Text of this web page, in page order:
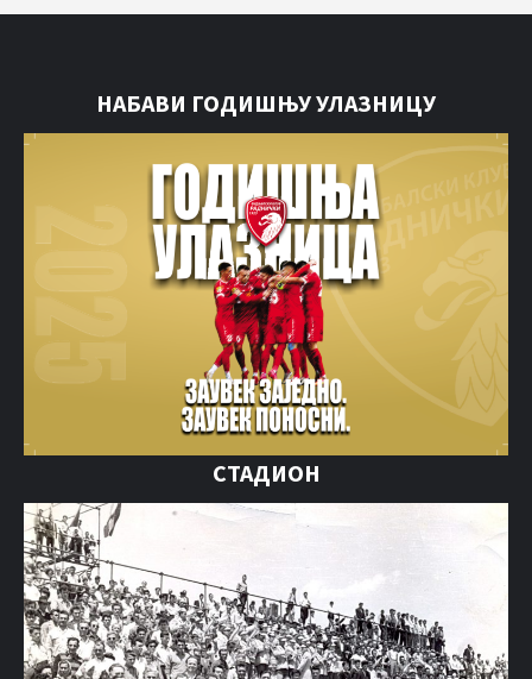
НАБАВИ ГОДИШЊУ УЛАЗНИЦУ
СТАДИОН